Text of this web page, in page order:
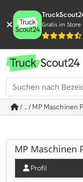
Gratis im Store
/ ... / MP
MP Maschinen
Profil